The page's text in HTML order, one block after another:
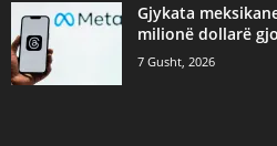
Gjykata
milionë dollarë
7 Gusht, 2026